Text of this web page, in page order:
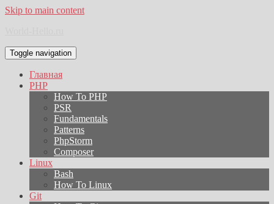
Skip to main content
Toggle navigation
Главная
PHP
How To PHP
PSR
Fundamentals
Patterns
PhpStorm
Composer
Linux
Bash
How To Linux
Git